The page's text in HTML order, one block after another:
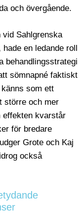
och övergående.
vid Sahlgrenska
en ledande roll
behandlingsstrategi
sömnapné faktiskt
som ett
större och mer
effekten kvarstår
för bredare
Grote och Kaj
också